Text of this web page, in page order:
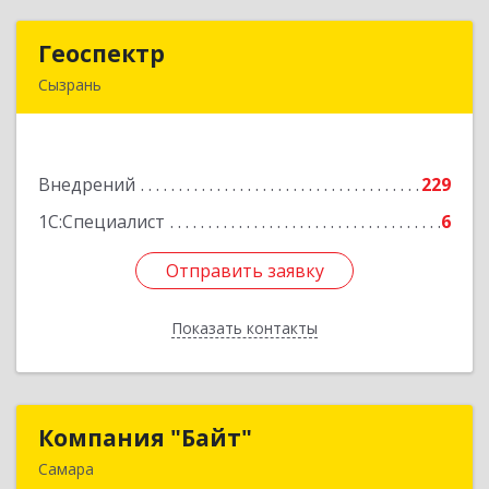
Геоспектр
Сызрань
Внедрений
229
1С:Специалист
6
Отправить заявку
Показать контакты
Подробнее
Отправить заявку
Назад
Компания "Байт"
Самара
Компания "Байт"